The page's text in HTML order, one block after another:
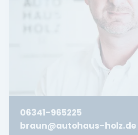
06341-965225
braun@autohaus-holz.de